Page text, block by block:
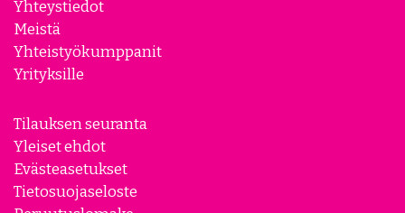
Yhteystiedot
Yhteistyökumppanit
Yrityksille
Tilauksen seuranta